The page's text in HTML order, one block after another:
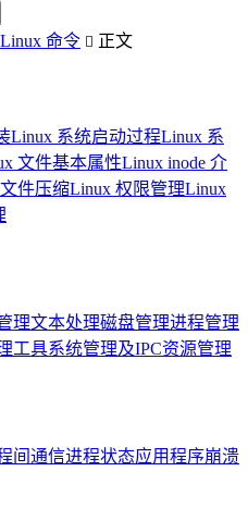
Linux 命令  正文
Linux 系统启动过程Linux 系
文件基本属性Linux inode 介
件压缩Linux 权限管理Linux
理文本处理磁盘管理进程管理
工具系统管理及IPC资源管理
间通信进程状态应用程序崩溃